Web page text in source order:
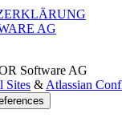
AG
Software AG
Sites & Atlassian